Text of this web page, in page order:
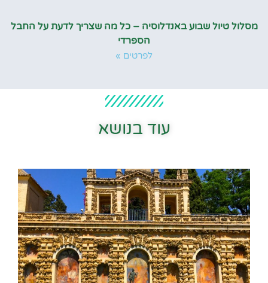
מסלול טיול שבוע באנדלוסיה – כל מה שצריך לדעת על החבל
הספרדי
לפרטים »
עוד בנושא